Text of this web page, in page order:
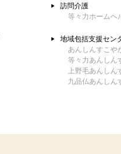
訪問介護
等々力ホームヘ
地域包括支援セン
あんしんすこや
等々力あんしん
上野毛あんし
九品仏あんしん